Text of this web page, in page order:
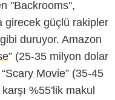
"Backrooms",
girecek güçlü rakipler
duruyor. Amazon
” (25-35 milyon dolar
Scary Movie” (35-45
%55'lik makul